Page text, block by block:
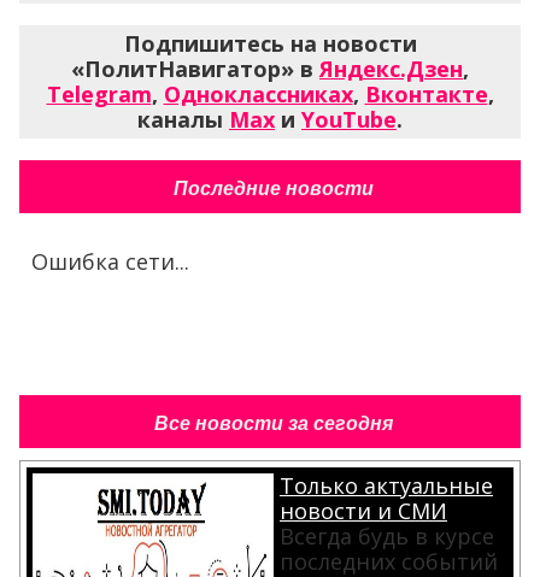
Подпишитесь на новости
«ПолитНавигатор» вЯндекс.Дзен,
Telegram, Одноклассниках, Вконтакте,
каналы Max и YouTube.
Последние новости
Ошибка сети...
Все новости за сегодня
Только актуальные
новости и СМИ
Всегда будь в курсе
последних событий